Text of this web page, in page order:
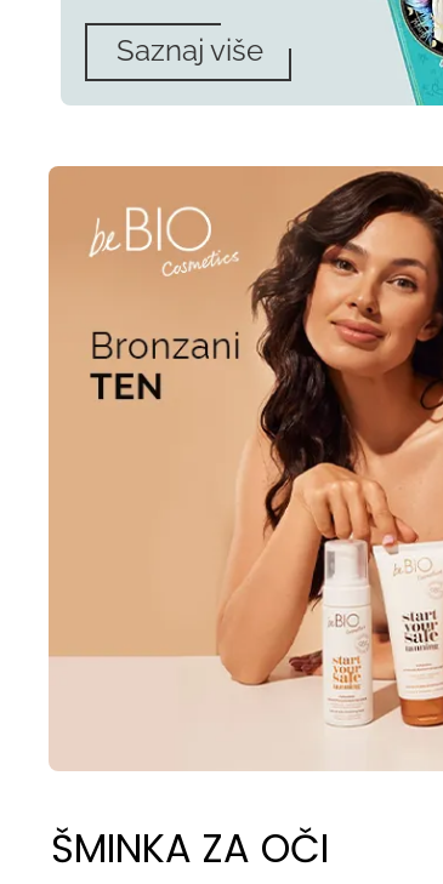
Saznaj više
ŠMINKA ZA OČI